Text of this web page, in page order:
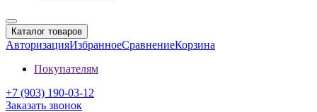
Каталог товаров
АвторизацияИзбранноеСравнениеКорзина
Покупателям
+7 (903) 190-03-12
Заказать звонок